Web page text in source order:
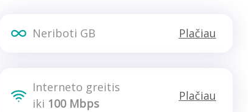
Neriboti GB Plačiau
Interneto greitis
iki 100 Mbps
Plačiau